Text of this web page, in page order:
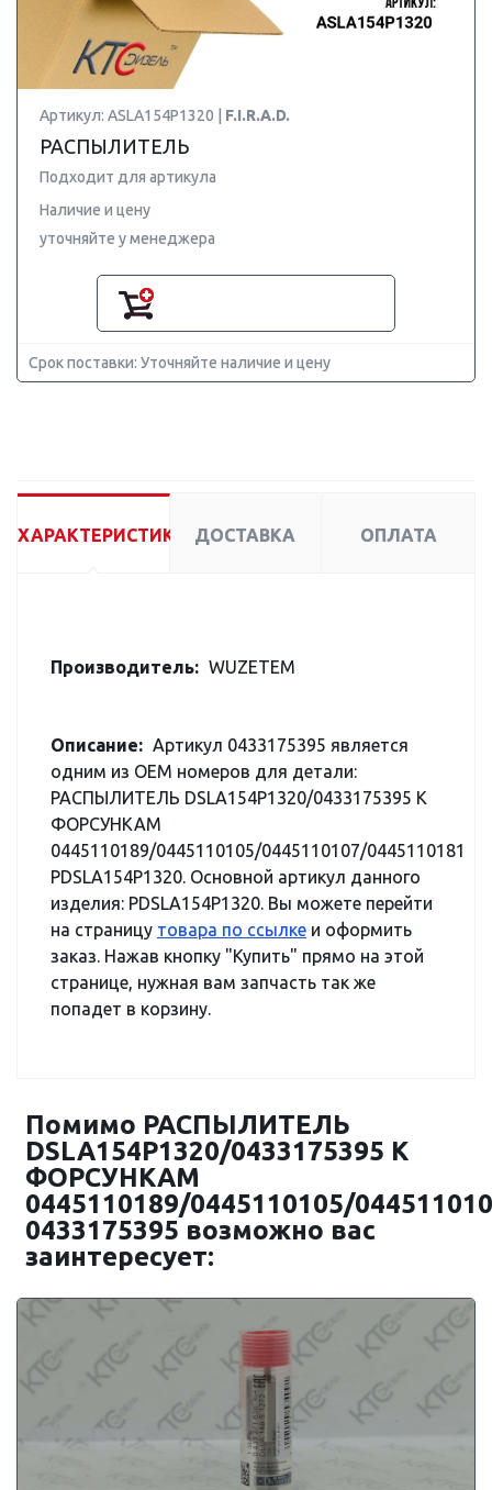
Артикул: ASLA154P1320 | F.I.R.A.D.
РАСПЫЛИТЕЛЬ
Подходит для артикула
Наличие и цену
уточняйте у менеджера
Срок поставки: Уточняйте наличие и цену
ХАРАКТЕРИСТИКИ ДОСТАВКА ОПЛАТА
Производитель: WUZETEM
Описание: Артикул 0433175395 является
одним из OEM номеров для детали:
РАСПЫЛИТЕЛЬ DSLA154P1320/0433175395 К
ФОРСУНКАМ
0445110189/0445110105/0445110107/0445110181
PDSLA154P1320. Основной артикул данного
изделия: PDSLA154P1320. Вы можете перейти
на страницу товара по ссылке и оформить
заказ. Нажав кнопку "Купить" прямо на этой
странице, нужная вам запчасть так же
попадет в корзину.
Помимо РАСПЫЛИТЕЛЬ
DSLA154P1320/0433175395 К
ФОРСУНКАМ
0445110189/0445110105/
0433175395 возможно вас
заинтересует: